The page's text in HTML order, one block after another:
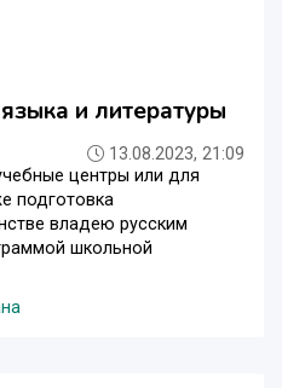
и литературы
13.08.2023, 21:09
центры или для
подготовка
владею русским
школьной